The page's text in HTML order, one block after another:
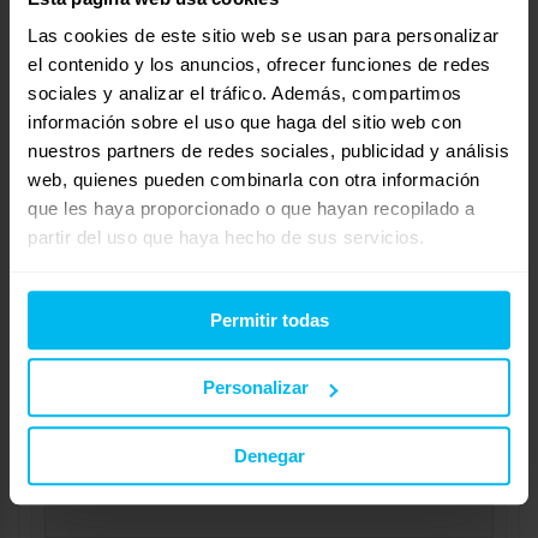
Las cookies de este sitio web se usan para personalizar
el contenido y los anuncios, ofrecer funciones de redes
sociales y analizar el tráfico. Además, compartimos
información sobre el uso que haga del sitio web con
nuestros partners de redes sociales, publicidad y análisis
web, quienes pueden combinarla con otra información
que les haya proporcionado o que hayan recopilado a
partir del uso que haya hecho de sus servicios.
Permitir todas
Personalizar
Denegar
solo necesitas indicarnos las medidas y el núcleo que
prefieres.
Si tienes cualquier duda ponte en contacto con nosotros y te
ayudaremos sin ningún compromiso.
Un saludo, Rocío.
http://www.Maxcolchon.com
Respuesta a: que colchon puedo utilizar
Nombre (obligatorio):